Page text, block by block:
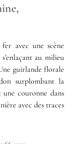
avec une scène
au milieu
guirlande florale
surplombant la
couronne dans
avec des traces